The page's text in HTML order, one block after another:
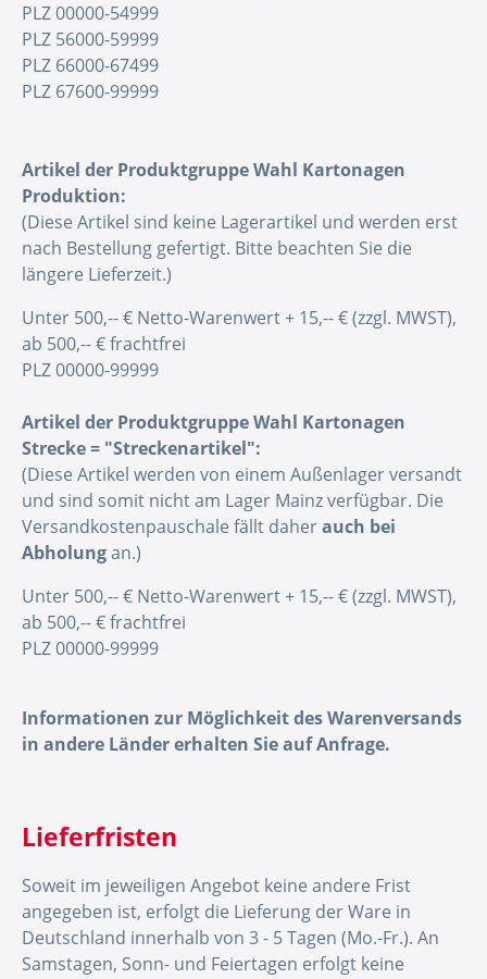
PLZ 00000-54999
PLZ 56000-59999
PLZ 66000-67499
PLZ 67600-99999
Artikel der Produktgruppe Wahl Kartonagen
Produktion:
(Diese Artikel sind keine Lagerartikel und werden erst
nach Bestellung gefertigt. Bitte beachten Sie die
längere Lieferzeit.)
Unter 500,-- € Netto-Warenwert + 15,-- € (zzgl. MWST),
ab 500,-- € frachtfrei
PLZ 00000-99999
Artikel der Produktgruppe Wahl Kartonagen
Strecke = "Streckenartikel":
(Diese Artikel werden von einem Außenlager versandt
und sind somit nicht am Lager Mainz verfügbar. Die
Versandkostenpauschale fällt daherauch bei
Abholungan.)
Unter 500,-- € Netto-Warenwert + 15,-- € (zzgl. MWST),
ab 500,-- € frachtfrei
PLZ 00000-99999
Informationen zur Möglichkeit des Warenversands
in andere Länder erhalten Sie auf Anfrage.
Lieferfristen
Soweit im jeweiligen Angebot keine andere Frist
angegeben ist, erfolgt die Lieferung der Ware in
Deutschland innerhalb von 3 - 5 Tagen (Mo.-Fr.). An
Samstagen, Sonn- und Feiertagen erfolgt keine